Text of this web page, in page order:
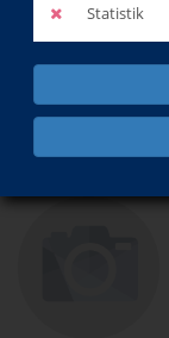
Statistik